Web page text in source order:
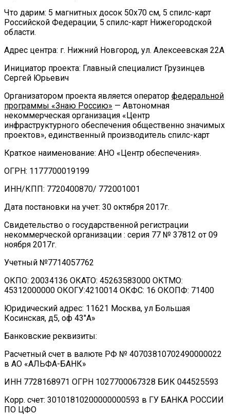
Что дарим: 5 магнитных досок 50х70 см, 5 спилс-карт
Российской Федерации, 5 спилс-карт Нижегородской
области.
Адрес центра: г. Нижний Новгород, ул. Алексеевская 22А
Инициатор проекта: Главный специалист Грузинцев
Сергей Юрьевич
Организатором проекта является оператор федеральной
программы «Знаю Россию» — Автономная
некоммерческая организация «Центр
инфраструктурного обеспечения общественно значимых
проектов», единственный производитель спилс-карт
Краткое наименование: АНО «Центр обеспечения».
ОГРН: 1177700019199
ИНН/КПП: 7720400870/ 772001001
Дата постановки на учет: 30 октября 2017г.
Свидетельство о государственной регистрации
некоммерческой организации : серия 77 № 37812 от 09
ноября 2017г.
Учетный №7714057762
ОКПО: 20034136 ОКАТО: 45263583000 ОКТМО:
45312000000 ОКОГУ:4210014 ОКФС: 16 ОКОПФ: 71400
Юридический адрес: 11621 Москва, ул Большая
Косинская, д5, оф 43″А»
Банковские реквизиты:
Расчетный счет в валюте РФ № 40703810702490000022
в АО «АЛЬФА-БАНК»
ИНН 7728168971 ОГРН 1027700067328 БИК 044525593
Корр. счет: 30101810200000000593 в ГУ БАНКА РОССИИ
ПО ЦФО